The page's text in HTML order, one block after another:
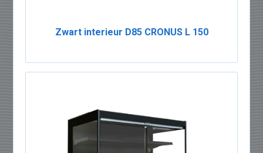
Zwart interieur D85 CRONUS L 150